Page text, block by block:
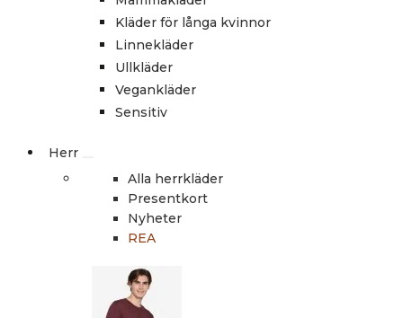
Kläder för långa kvinnor
Linnekläder
Ullkläder
Vegankläder
Sensitiv
Herr
Alla herrkläder
Presentkort
Nyheter
REA